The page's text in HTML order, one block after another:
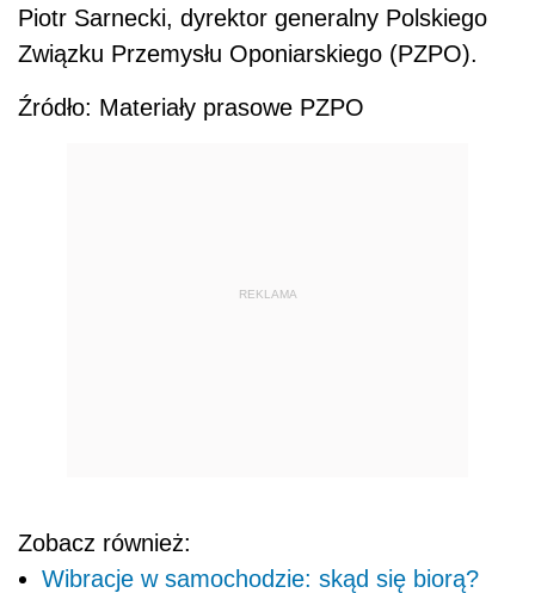
Piotr Sarnecki, dyrektor generalny Polskiego
Związku Przemysłu Oponiarskiego (PZPO).
Źródło: Materiały prasowe PZPO
REKLAMA
Zobacz również:
Wibracje w samochodzie: skąd się biorą?